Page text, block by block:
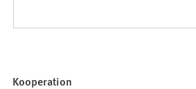
Kooperation